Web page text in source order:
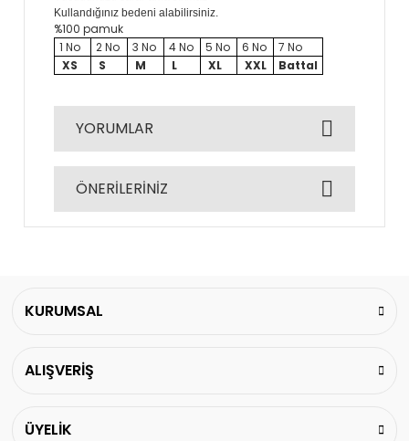
Kullandığınız bedeni alabilirsiniz.
%100 pamuk
1 No
2 No 3 No 4 No 5 No 6 No
7 No
XS
S M L XL XXL Battal
YORUMLAR
ÖNERİLERİNİZ
Görüş ve önerileriniz için teşekkür ederiz.
Ürün açıklamasında eksik bilgiler bulunuyor.
KURUMSAL
ALIŞVERİŞ
ÜYELİK